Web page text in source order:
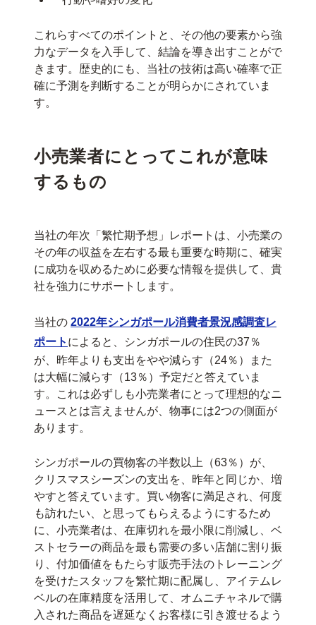
これらすべてのポイントと、その他の要素から強
力なデータを入手して、結論を導き出すことがで
きます。歴史的にも、当社の技術は高い確率で正
確に予測を判断することが明らかにされていま
す。
小売業者にとってこれが意味
するもの
当社の年次「繁忙期予想」レポートは、小売業の
その年の収益を左右する最も重要な時期に、確実
に成功を収めるために必要な情報を提供して、貴
社を強力にサポートします。
当社の 2022年シンガポール消費者景況感調査レ
ポート によると、シンガポールの住民の37％
が、昨年よりも支出をやや減らす（24％）また
は大幅に減らす（13％）予定だと答えていま
す。これは必ずしも小売業者にとって理想的なニ
ュースとは言えませんが、物事には2つの側面が
あります。
シンガポールの買物客の半数以上（63％）が、
クリスマスシーズンの支出を、昨年と同じか、増
やすと答えています。買い物客に満足され、何度
も訪れたい、と思ってもらえるようにするため
に、小売業者は、在庫切れを最小限に削減し、ベ
ストセラーの商品を最も需要の多い店舗に割り振
り、付加価値をもたらす販売手法のトレーニング
を受けたスタッフを繁忙期に配属し、アイテムレ
ベルの在庫精度を活用して、オムニチャネルで購
入された商品を遅延なくお客様に引き渡せるよう